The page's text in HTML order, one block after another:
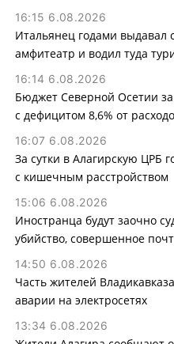
16:15 6.08.2026
Итальянец годами выдавал
амфитеатр и водил туда
16:14 6.08.2026
Бюджет Северной Осетии
с дефицитом 8,6% от
16:07 6.08.2026
За сутки в Алагирскую ЦРБ
с кишечным расстройством
15:06 6.08.2026
Иностранца будут заочно
убийство, совершенное
14:50 6.08.2026
Часть жителей
аварии на электросетях
13:34 6.08.2026